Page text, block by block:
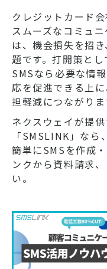
クレジットカード
スムーズなコミュ
は、機会損失を招
題です。打開策とし
SMSなら必要な情
応を促進できる上
担軽減につながりま
ネクスウェイが提
「SMSLINK」な
簡単にSMSを作成
ンクから資料請求
い。